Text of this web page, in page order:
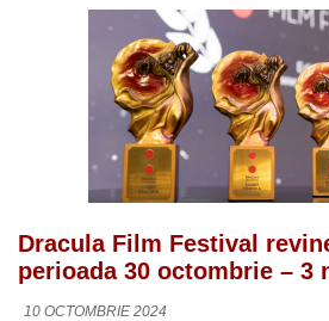
Dracula Film Festival
perioada 30 octombrie – 3
10 OCTOMBRIE 2024